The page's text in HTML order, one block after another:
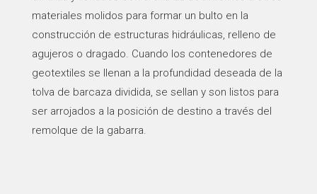
materiales molidos para formar un bulto en la
construcción de estructuras hidráulicas, relleno de
agujeros o dragado. Cuando los contenedores de
geotextiles se llenan a la profundidad deseada de la
tolva de barcaza dividida, se sellan y son listos para
ser arrojados a la posición de destino a través del
remolque de la gabarra.